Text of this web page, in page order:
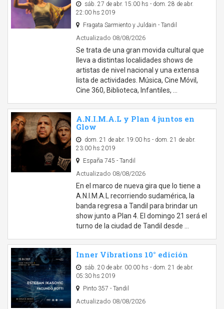
sáb. 27 de abr. 15:00 hs - dom. 28 de abr.
22:00 hs 2019
Fragata Sarmiento y Juldain - Tandil
Actualizado 08/08/2026
Se trata de una gran movida cultural que
lleva a distintas localidades shows de
artistas de nivel nacional y una extensa
lista de actividades. Música, Cine Móvil,
Cine 360, Biblioteca, Infantiles, …
A.N.I.M.A.L y Plan 4 juntos en
Glow
dom. 21 de abr. 19:00 hs - dom. 21 de abr.
23:00 hs 2019
España 745 - Tandil
Actualizado 08/08/2026
En el marco de nueva gira que lo tiene a
A.N.I.M.A.L recorriendo sudamérica, la
banda regresa a Tandil para brindar un
show junto a Plan 4. El domingo 21 será el
turno de la ciudad de Tandil desde …
Inner Vibrations 10° edición
sáb. 20 de abr. 00:00 hs - dom. 21 de abr.
05:30 hs 2019
Pinto 357 - Tandil
Actualizado 08/08/2026